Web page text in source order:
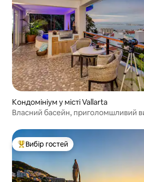
Кондомініум у місті Vallarta
Власний басейн, приголомшливий
Топ вибір гостей
Вибір гостей